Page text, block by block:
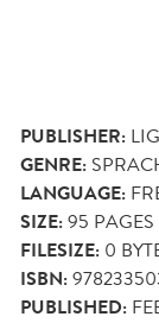
PUBLISHER:
GENRE:
LANGUAGE:
SIZE:95 PAGES
FILESIZE: 0
ISBN:
PUBLISHED: